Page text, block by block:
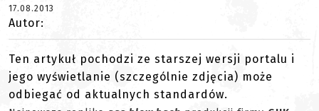
17.08.2013
Autor:
Ten artykuł pochodzi ze starszej wersji portalu i
jego wyświetlanie (szczególnie zdjęcia) może
odbiegać od aktualnych standardów.